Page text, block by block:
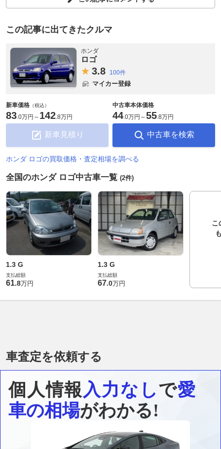
この記事に出てきたクルマ
ホンダ
ロゴ
3.8 100件
マイカー登録
新車価格 （税込）
83.0万円 ～ 142.8万円
新車見積り
中古車本体価格
44.0万円 ～55.8万円
中古車を検索
ホンダ ロゴの買取価格・査定相場を調べる
全国のホンダ ロゴ中古車一覧 (2件)
1.3 G
支払総額
61.8万円
1.3 G
支払総額
67.0万円
こ
車査定を依頼する
個人情報入力なしで愛
車の相場がわかる!